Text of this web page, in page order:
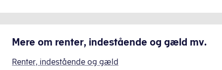
1.
2025
Mere om renter, indestående og gæld mv.
Renter, indestående og gæld